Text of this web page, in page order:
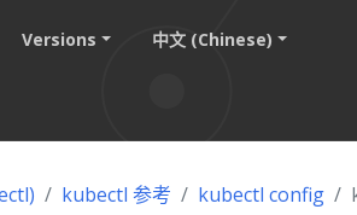
Versions 中文 (Chinese)
kubectl 参考 kubectl config